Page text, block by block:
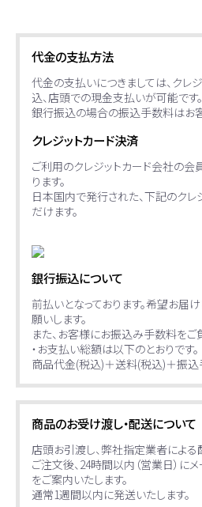
代金の支払方法
代金の支払いにつきましては、クレ
込、店頭での現金支払いが可能です。
銀行振込の場合の振込手数料はお
クレジットカード決済
ご利用のクレジットカード会社の
ります。
日本国内で発行された、下記のクレ
だけます。
銀行振込について
前払いとなっております。希望お届
願いします。
また、お客様にお振込み手数料をご
・お支払い総額は以下のとおりです。
商品代金(税込)＋送料(税込)＋振込
商品のお受け渡し・配送について
店頭お引渡し、弊社指定業者による
ご注文後、24時間以内（営業日）に
をご案内いたします。
通常1週間以内に発送いたします。